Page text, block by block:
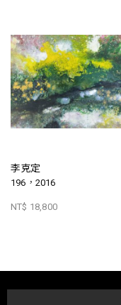
李克定
196，2016
NT$ 18,800